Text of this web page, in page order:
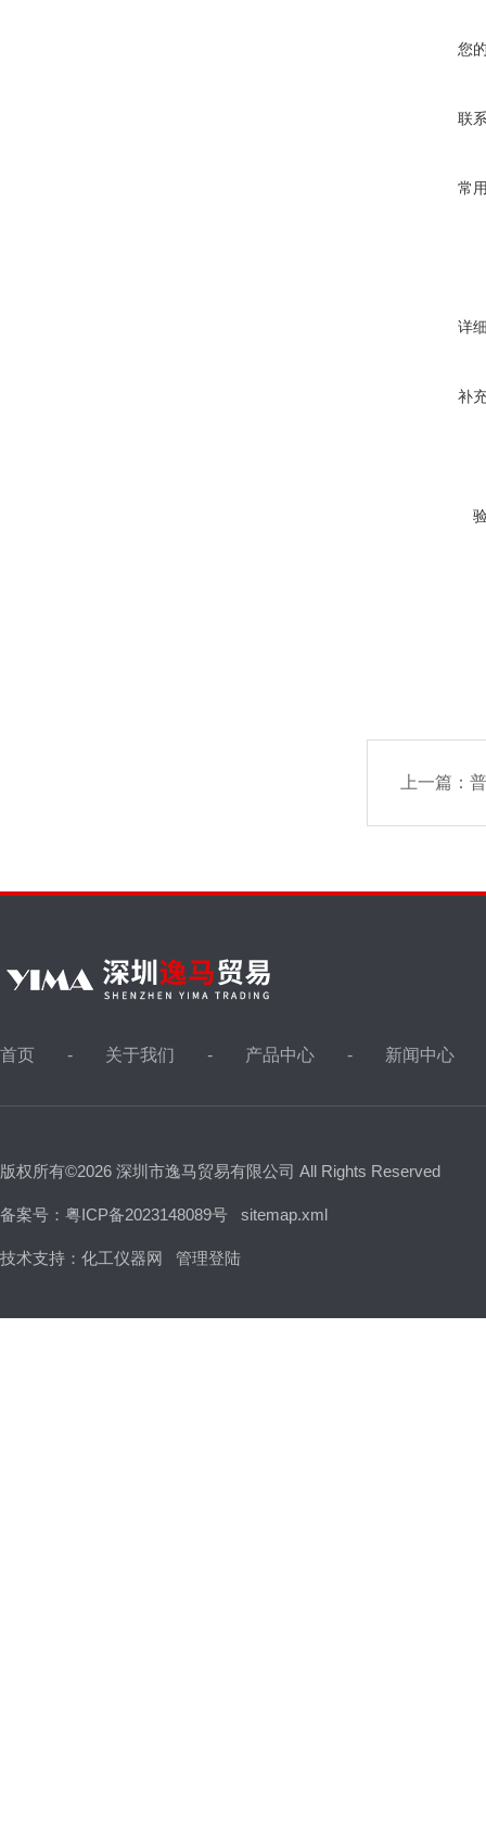
您
联
常
详
补
上一篇：
首页 关于我们 产品中心 新闻中心
版权所有©2026 深圳市逸马贸易有限公司 All Rights Reserved
备案号：粤ICP备2023148089号 sitemap.xml
技术支持： 化工仪器网 管理登陆